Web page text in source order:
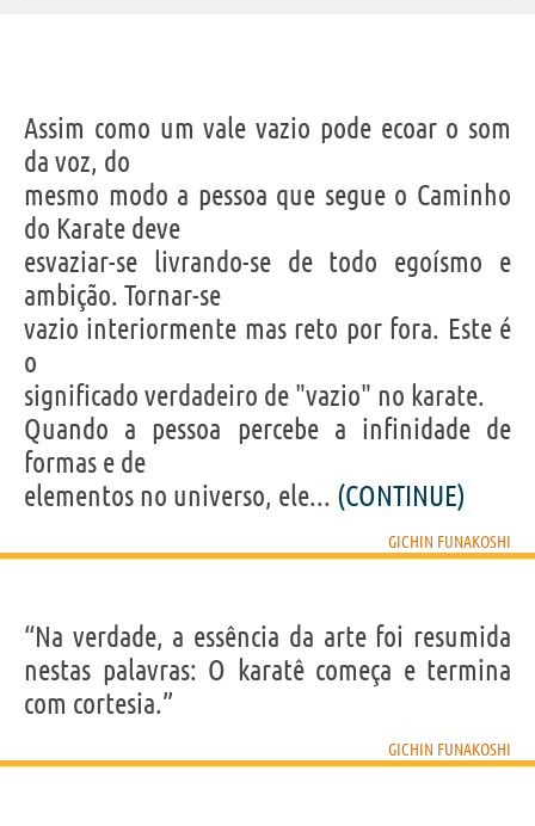
Assim como um vale vazio pode ecoar o som
da voz, do
mesmo modo a pessoa que segue o Caminho
do Karate deve
esvaziar-se livrando-se de todo egoísmo e
ambição. Tornar-se
vazio interiormente mas reto por fora. Este é
o
significado verdadeiro de "vazio" no karate.
Quando a pessoa percebe a infinidade de
formas e de
elementos no universo, ele... (CONTINUE)
GICHIN FUNAKOSHI
“Na verdade, a essência da arte foi resumida
nestas palavras: O karatê começa e termina
com cortesia.”
GICHIN FUNAKOSHI